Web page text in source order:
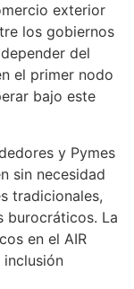
exterior
los gobiernos
del
el primer nodo
bajo este
y Pymes
sin necesidad
tradicionales,
burocráticos. La
en el AIR
inclusión